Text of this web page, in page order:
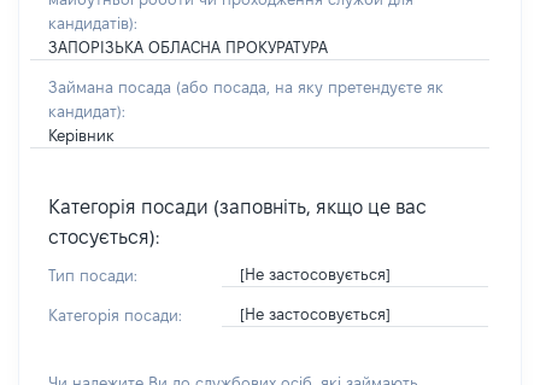
кандидатів):
ЗАПОРІЗЬКА ОБЛАСНА ПРОКУРАТУРА
Займана посада (або посада, на яку претендуєте як
кандидат):
Керівник
Категорія посади (заповніть, якщо це вас
стосується):
Тип посади: [Не застосовується]
Категорія посади: [Не застосовується]